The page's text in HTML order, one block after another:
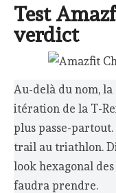
Test
verdict
Au-delà du nom,
itération de la T-
plus passe-
trail au triathlon.
look hexagonal des
faudra prendre.